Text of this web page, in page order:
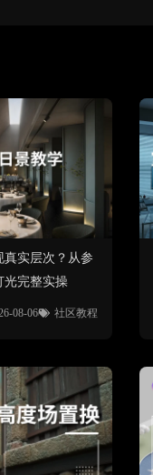
真实层次？从参
光完整实操
08-06 社区教程